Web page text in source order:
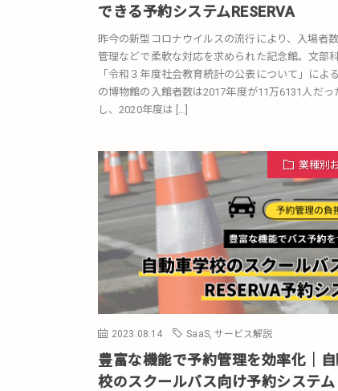
できる予約システムRESERVA
昨今の新型コロナウイルスの流行により、入場者数
管理などで柔軟な対応を求められた記念館。文部
「令和３年度社会教育統計の公表について」によ
の博物館の入館者数は2017年度が11万6131人だっ
し、2020年度は […]
業種別
2023.08.14 SaaS, サービス解説
豊富な機能で予約管理を効率化｜
校のスクールバス向け予約システム